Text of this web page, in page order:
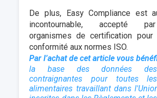
De plus, Easy Compliance est
incontournable, accepté
organismes de certification pour
conformité aux normes ISO.
Par l’achat de cet article vous
la base des données des
contraignantes pour toutes
alimentaires travaillant dans